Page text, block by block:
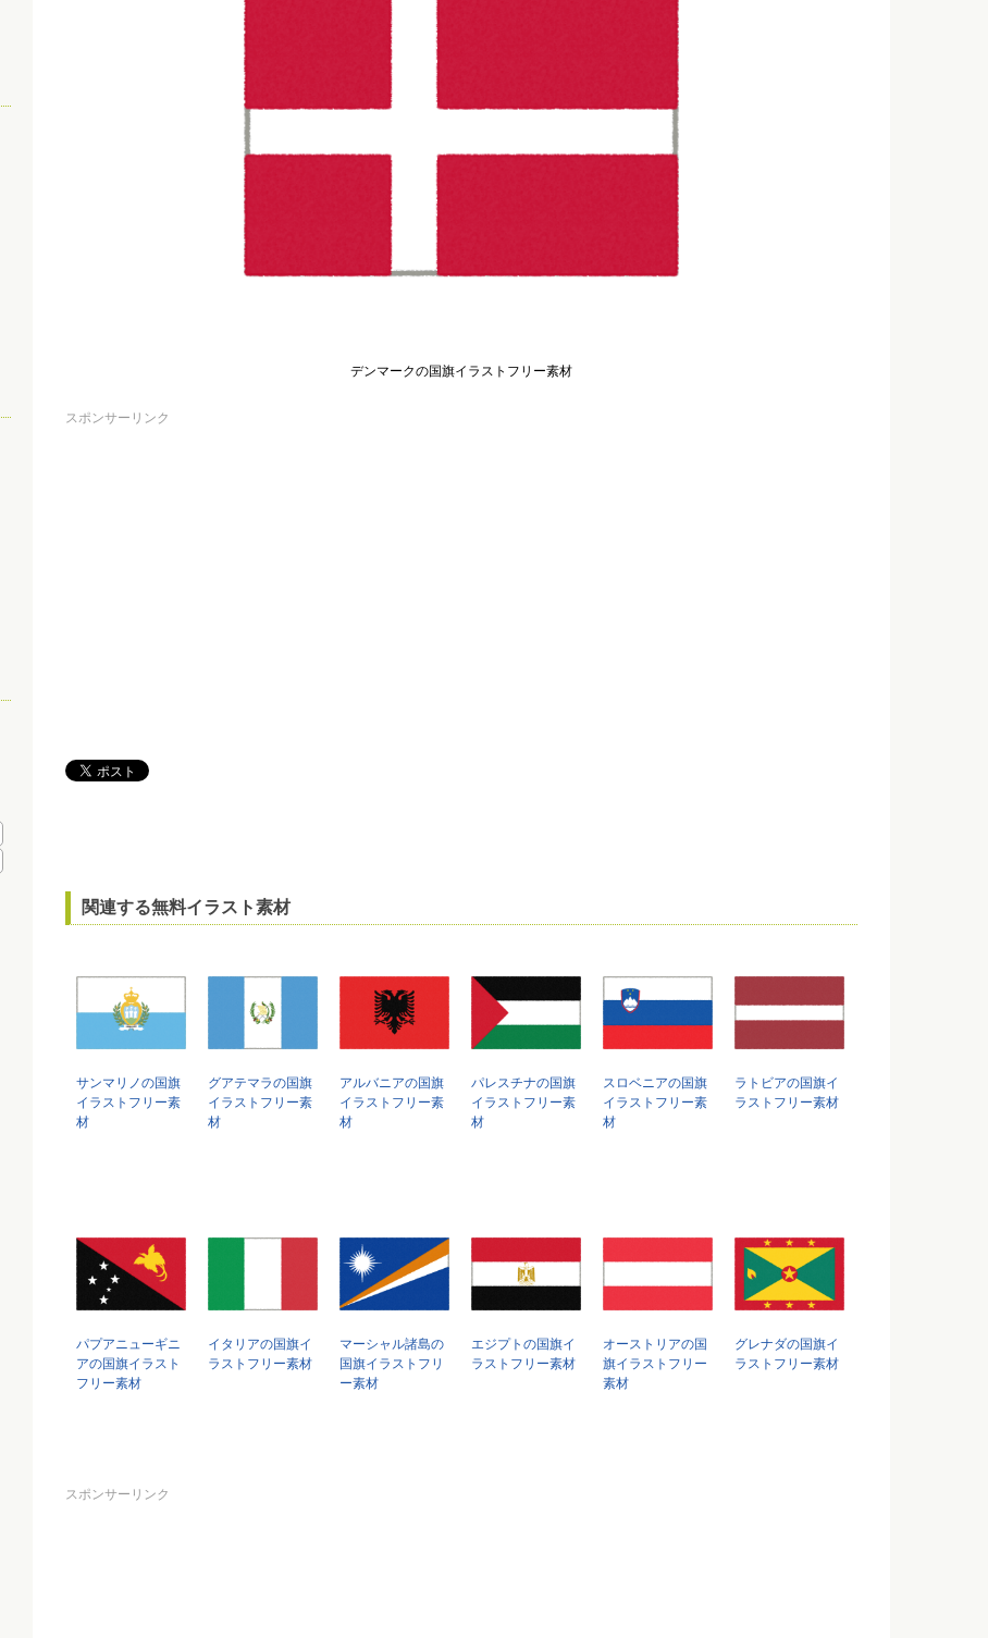
デンマークの国旗イラストフリー素材
スポンサーリンク
関連する無料イラスト素材
サンマリノの国旗
イラストフリー素
材
グアテマラの国旗
イラストフリー素
材
アルバニアの国旗
イラストフリー素
材
パレスチナの国旗
イラストフリー素
材
スロベニアの国旗
イラストフリー素
材
ラトビアの国旗イ
ラストフリー素材
パプアニューギニ
アの国旗イラスト
フリー素材
イタリアの国旗イ
ラストフリー素材
マーシャル諸島の
国旗イラストフリ
ー素材
エジプトの国旗イ
ラストフリー素材
オーストリアの国
旗イラストフリー
素材
グレナダの国旗イ
ラストフリー素材
スポンサーリンク